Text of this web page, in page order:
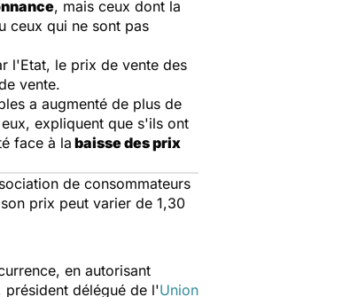
, mais ceux dont la
ceux qui ne sont pas
l'Etat, le prix de vente des
vente.
a augmenté de plus de
expliquent que s'ils ont
face à la baisse des prix
de consommateurs
prix peut varier de 1,30
en autorisant
président délégué de l'Union